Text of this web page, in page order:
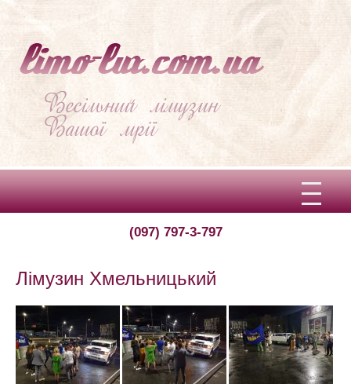
Про limo-lux
Ціни
Відгуки
ФотоЗвіт
(097) 797-3-797
Лімузин Хмельницький